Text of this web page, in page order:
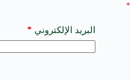
*
البريد الإلكتروني *